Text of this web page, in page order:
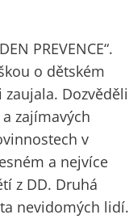
PREVENCE“.
o dětském
Dozvěděli
zajímavých
v
a nejvíce
z DD. Druhá
nevidomých lidí.